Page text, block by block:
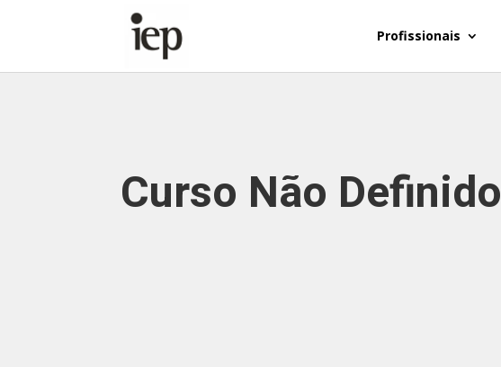
Profissionais
Curso Não Definido